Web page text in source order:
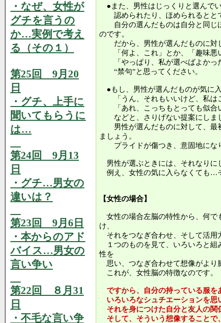
・なぜ、女性が
グチを言うの
か…実例で考え
る（その１）
第25回 9月20
日
・グチ、上手に
聞いてもらうに
は…
第24回 9月13
日
・グチ…男女の
違いは？
第23回 9月6日
・本からのアド
バイス…男女の
言い争い
第22回 ８月31
日
・不毛な言い争
●また、男性はじっくりと選んで
認められたり、ほめられるとと
自分の選んだものは自分と同じ
のです。
だから、男性が選んだものに対
「何よ、これ」とか、「趣味悪
「やっぱり、私が選べばよかっ
“禁句”と思ってください。
●もし、男性が選んだものが気に
「うん、それもいいけど、私は
「あれ、こっちもとっても似合
などと、さりげない提案にしま
男性が選んだものに対して、最
ましょう。
プライドが傷つき、意固地にな
男性が選ぶときには、それなりに
例え、女性の気に入らなくても…
【女性の場合】
女性の場合左脳の特性から、何で
け、
それをつなぎ合わせ、そして活用
１つのものを見て、いろいろと組
性を
思い、つなぎ合わせて想像がよ
これが、女性脳の特徴なのです。
ですから、自分の持っている服を
いろいろなシュチエーションを思
それを身につけた自分と友人の関
そして、そういう想像することで